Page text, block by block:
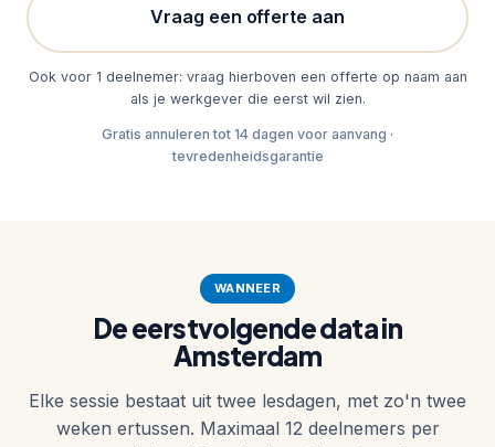
Vraag een offerte aan
Ook voor 1 deelnemer: vraag hierboven een offerte op naam aan
als je werkgever die eerst wil zien.
Gratis annuleren tot 14 dagen voor aanvang ·
tevredenheidsgarantie
WANNEER
De eerstvolgende data in
Amsterdam
Elke sessie bestaat uit twee lesdagen, met zo'n twee
weken ertussen. Maximaal 12 deelnemers per